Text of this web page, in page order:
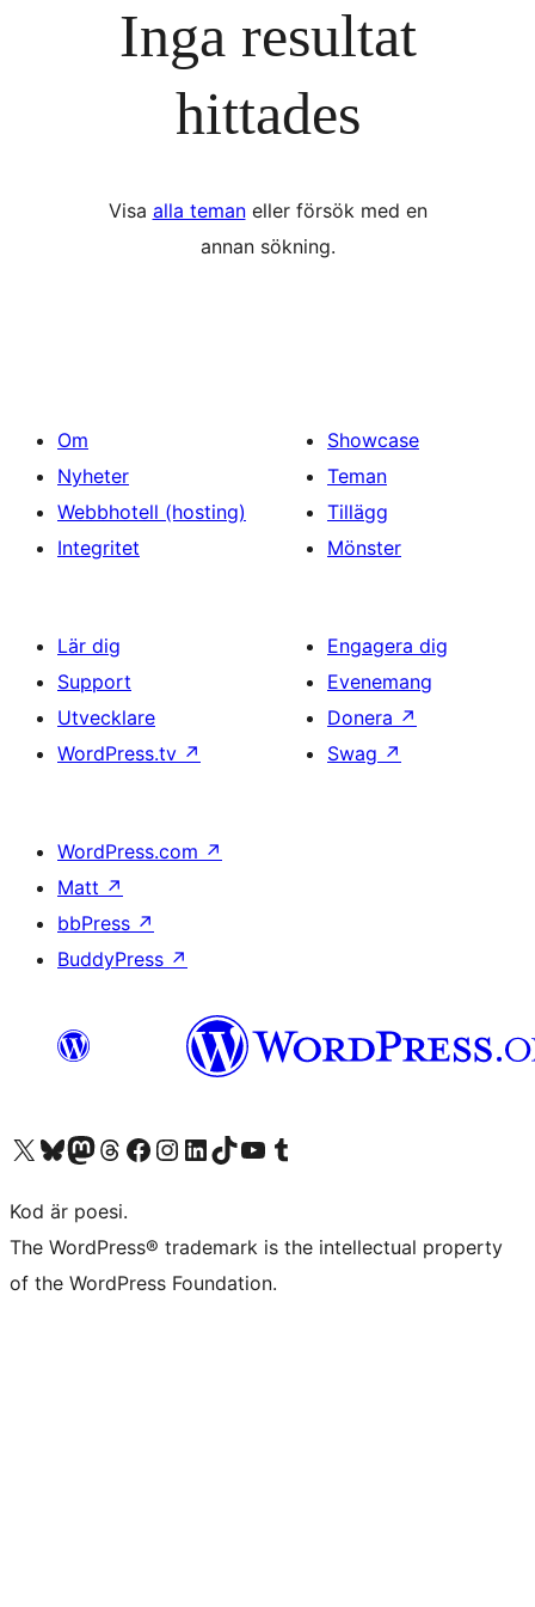
Inga resultat
hittades
Visa alla temaneller försök med en
annan sökning.
Om
Nyheter
Webbhotell (hosting)
Integritet
Showcase
Teman
Tillägg
Mönster
Lär dig
Support
Utvecklare
WordPress.tv ↗
Engagera dig
Evenemang
Donera ↗
Swag ↗
WordPress.com ↗
Matt ↗
bbPress ↗
BuddyPress ↗
Besök vår X-konto (f.d. Twitter)
Besök vårt Bluesky-konto
Besök vårt Mastodon-konto
Besök vårt Thread-konto
Besök vår Facebook-sidaBesök vårt Instagram-konto
Besök vårt LinkedIn-konto
Besök vårt TikTok-konto
Besök vår YouTube-kanalBesök vårt Tumblr-konto
Kod är poesi.
The WordPress® trademark is the intellectual property
of the WordPress Foundation.